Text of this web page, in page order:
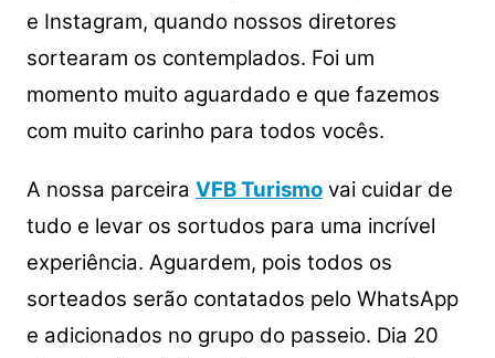
e Instagram, quando nossos diretores
sortearam os contemplados. Foi um
momento muito aguardado e que fazemos
com muito carinho para todos vocês.
A nossa parceira VFB Turismovai cuidar de
tudo e levar os sortudos para uma incrível
experiência. Aguardem, pois todos os
sorteados serão contatados pelo WhatsApp
e adicionados no grupo do passeio. Dia 20